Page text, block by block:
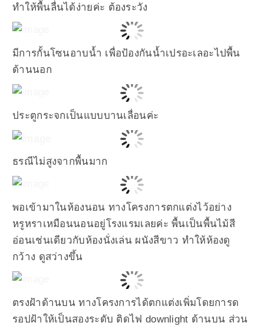
ทำให้พื้นลื่นได้ง่ายค่ะ ต้องระวัง
มีการกั้นโซนอาบน้ำ เพื่อป้องกันน้ำเปรอะเลอะไปพื้น
ด้านนอก
ประตูกระจกเป็นแบบบานเลื่อนค่ะ
ธรณีไม่สูงจากพื้นมาก
พอเข้ามาในห้องนอน ทางโครงการตกแต่งไว้อย่าง
หรูหราเหมือนนอนอยู่โรงแรมเลยค่ะ พื้นเป็นพื้นไม้สี
อ่อนเช่นเดียวกับห้องนั่งเล่น ผนังสีขาว ทำให้ห้องดู
กว้าง ดูสว่างขึ้น
ตรงฝ้าด้านบน ทางโครงการได้ตกแต่งเพิ่มโดยการด
รอปฝ้าให้เป็นสองระดับ ติดไฟ downlight ด้านบน ส่วน